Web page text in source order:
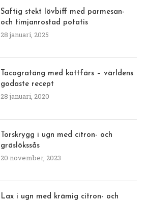
Saftig stekt lövbiff med parmesan-
och timjanrostad potatis
28 januari, 2025
Tacogratäng med köttfärs – världens
godaste recept
28 januari, 2020
Torskrygg i ugn med citron- och
gräslökssås
20 november, 2023
Lax i ugn med krämig citron- och